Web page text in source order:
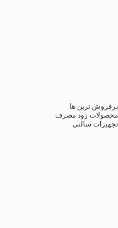
پرفروش ترین ها
محصولات زود مصرف
تجهیزات سالنی